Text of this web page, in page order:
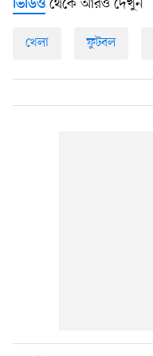
ভিডিও
খেলা ফুটবল